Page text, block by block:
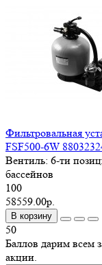
Фильтровальная
FSF500-6W
Вентиль: 6-ти
бассейнов
100
58559.00р.
В корзину
50
Баллов дарим всем
акции.